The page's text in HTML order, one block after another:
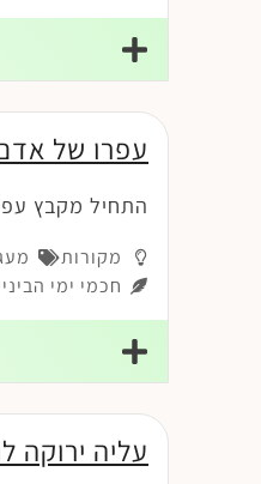
עפרו של
התחיל מקבץ
מקורות
חכמי ימי
עליה ירוקה